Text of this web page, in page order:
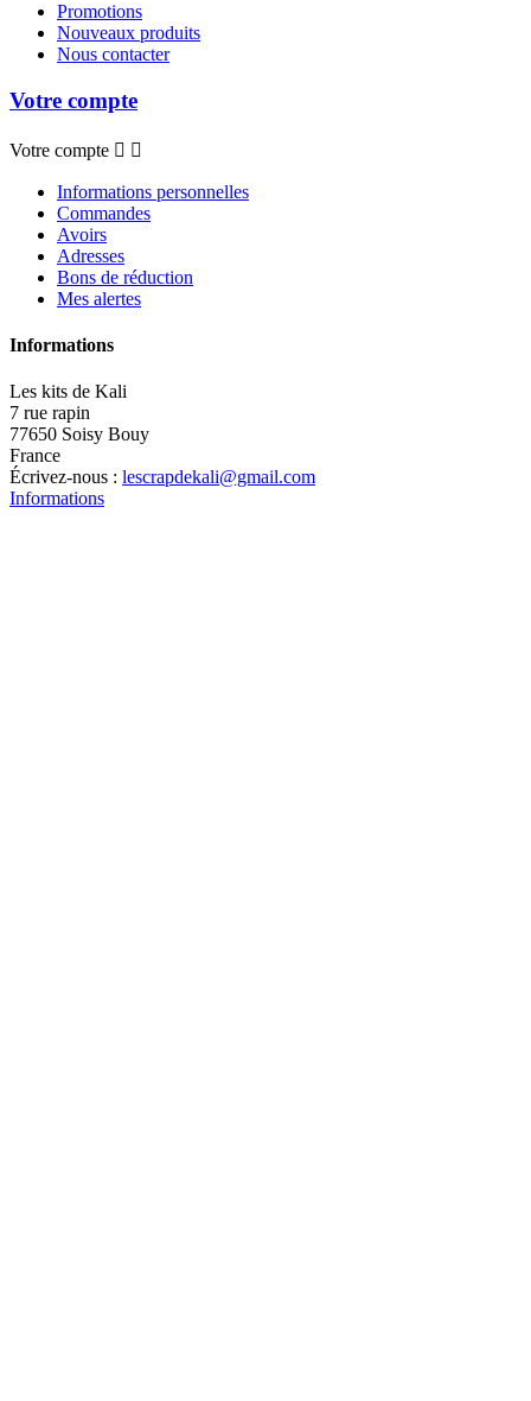
Promotions
Nouveaux produits
Nous contacter
Votre compte
Votre compte  
Informations personnelles
Commandes
Avoirs
Adresses
Bons de réduction
Mes alertes
Informations
Les kits de Kali
7 rue rapin
77650 Soisy Bouy
France
Écrivez-nous : lescrapdekali@gmail.com
Informations